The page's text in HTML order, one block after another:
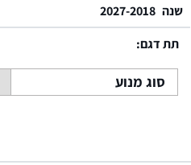
שנה 2027-2018
תת דגם:
סוג מנוע